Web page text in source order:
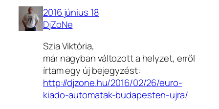
2016 június 18
DjZoNe
Szia Viktória,
már nagyban változott a helyzet, erről
írtam egy új bejegyzést:
http://djzone.hu/2016/02/26/euro-
kiado-automatak-budapesten-ujra/